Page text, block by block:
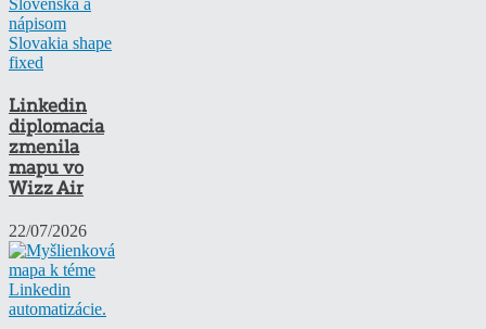
Linkedin
diplomacia
zmenila
mapu vo
Wizz Air
22/07/2026